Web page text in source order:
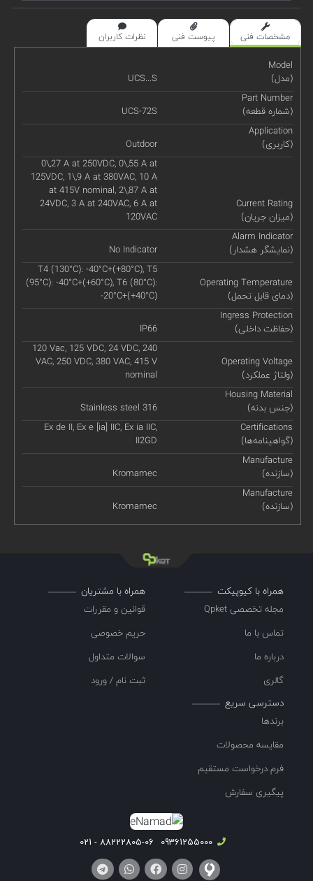
مشخصات فنی پیوست فنی نظرات کاربران
Model
(مدل)
UCS...S
Part Number
(شماره قطعه)
UCS-72S
Application
(کاربری)
Outdoor
Current Rating
(میزان جریان)
0\,27 A at 250VDC, 0\,55 A at
125VDC, 1\,9 A at 380VAC, 10 A
at 415V nominal, 2\,87 A at
24VDC, 3 A at 240VAC, 6 A at
120VAC
Alarm Indicator
(نمایشگر هشدار)
No Indicator
Operating Temperature
(دمای قابل تحمل)
T4 (130°C): -40°C+(+80°C), T5
(95°C): -40°C+(+60°C), T6 (80°C):
-20°C+(+40°C)
Ingress Protection
(حفاظت داخلی)
IP66
Operating Voltage
(ولتاژ عملکرد)
120 Vac, 125 VDC, 24 VDC, 240
VAC, 250 VDC, 380 VAC, 415 V
nominal
Housing Material
(جنس بدنه)
Stainless steel 316
Certifications
(گواهینامه‌ها)
Ex de II, Ex e [ia] IIC, Ex ia IIC,
II2GD
Manufacture
(سازنده)
Kromamec
Manufacture
(سازنده)
Kromamec
همراه با کیوپیکت
مجله تخصصی Qpket
تماس با ما
درباره ما
گالری
همراه با مشتریان
قوانین و مقررات
حریم خصوصی
سوالات متداول
ثبت نام / ورود
دسترسی سریع
برندها
مقایسه محصولات
فرم درخواست مستقیم
پیگیری سفارش
09361255000
88222805-06 - 021